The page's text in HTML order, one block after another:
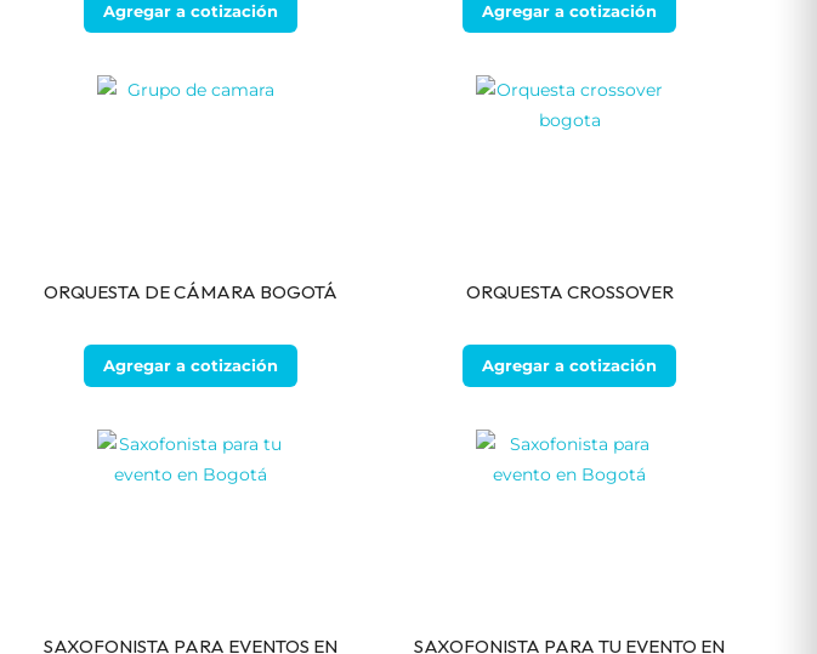
Agregar a cotización Agregar a cotización
ORQUESTA DE CÁMARA BOGOTÁ
Agregar a cotización
ORQUESTA CROSSOVER
Agregar a cotización
SAXOFONISTA PARA EVENTOS EN SAXOFONISTA PARA TU EVENTO EN